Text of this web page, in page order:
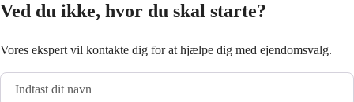
Ved du ikke, hvor du skal starte?
Vores ekspert vil kontakte dig for at hjælpe dig med ejendomsvalg.